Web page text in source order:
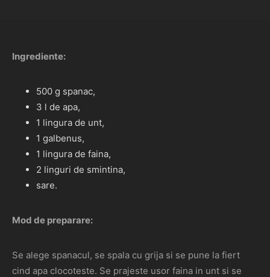
Ingrediente:
500 g spanac,
3 l de apa,
1 lingura de unt,
1 galbenus,
1 lingura de faina,
2 linguri de smintina,
sare.
Mod de preparare:
Se alege spanacul, se spala cu grija si se pune la fiert
cind apa clocoteste. Se prajeste usor faina in unt si se